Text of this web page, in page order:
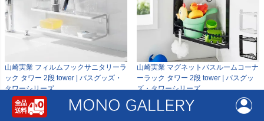
山崎実業 フィルムフックサニタリーラ
ック タワー 2段 tower | バスグッズ・
タワーシリーズ
3,280 (税込)
山崎実業 マグネットバスルームコーナ
ーラック タワー 2段 tower | バスグッ
ズ・タワーシリーズ
4,950 (税込)